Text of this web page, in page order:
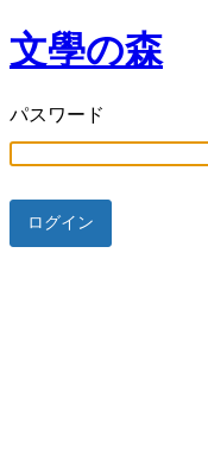
文學の森
パスワード